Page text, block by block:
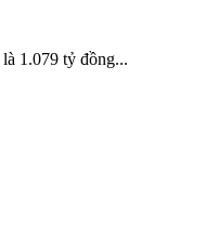
1.079 tỷ đồng...